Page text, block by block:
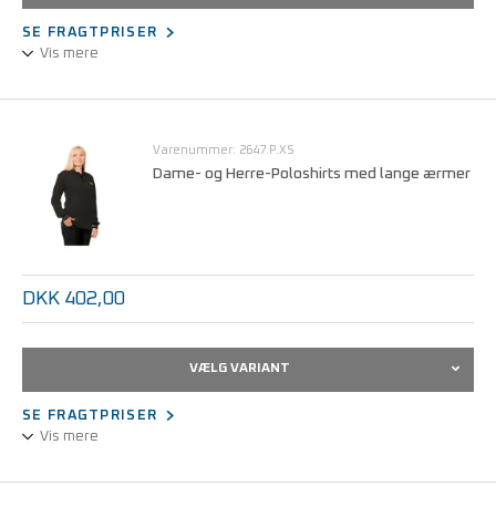
SE FRAGTPRISER
Vis mere
Kan maskinvaskes ved 40°C.
Størrelser fra XS - 5XL.
Varenummer: 2647.P.XS
Dame- og Herre-Poloshirts med lange ærmer
DKK 402,00
VÆLG VARIANT
SE FRAGTPRISER
Vis mere